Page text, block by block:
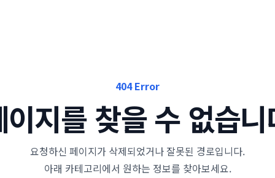
404 Error
이지를 찾을 수 없습
요청하신 페이지가 삭제되었거나 잘못된 경로입니다.
아래 카테고리에서 원하는 정보를 찾아보세요.